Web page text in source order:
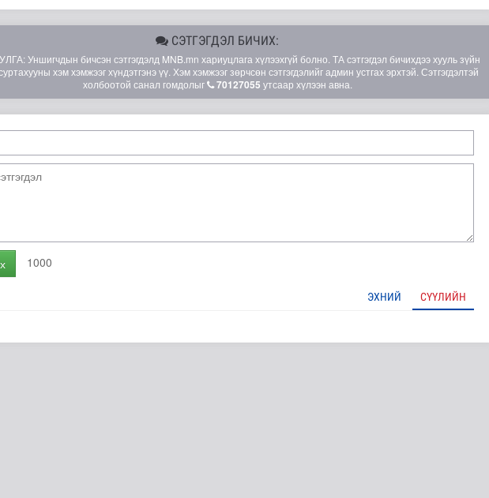
Хүүхдийн эрүүл, аюулгүй орчинд суралцах нөхцөлийг бүрдүүлэх хүрээнд ДЭМБ-тай х..
СЭТГЭГДЭЛ БИЧИХ:
Уншигчдын бичсэн сэтгэгдэлд MNB.mn хариуцлага хүлээхгүй болно. ТА сэтгэгдэл бичихдээ хууль зүйн
хэм хэмжээг хүндэтгэнэ үү. Хэм хэмжээг зөрчсөн сэтгэгдэлийг админ устгах эрхтэй. Сэтгэгдэлтэй
холбоотой санал гомдолыг
70127055 утсаар хүлээн авна.
1000
ЭХНИЙ СҮҮЛИЙН